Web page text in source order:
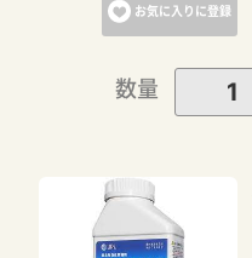
お気に入りに登録
数量